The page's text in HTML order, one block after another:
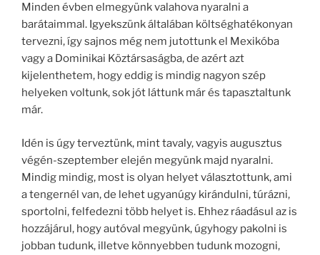
Minden évben elmegyünk valahova nyaralni a
barátaimmal. Igyekszünk általában költséghatékonyan
tervezni, így sajnos még nem jutottunk el Mexikóba
vagy a Dominikai Köztársaságba, de azért azt
kijelenthetem, hogy eddig is mindig nagyon szép
helyeken voltunk, sok jót láttunk már és tapasztaltunk
már.
Idén is úgy terveztünk, mint tavaly, vagyis augusztus
végén-szeptember elején megyünk majd nyaralni.
Mindig mindig, most is olyan helyet választottunk, ami
a tengernél van, de lehet ugyanúgy kirándulni, túrázni,
sportolni, felfedezni több helyet is. Ehhez ráadásul az is
hozzájárul, hogy autóval megyünk, úgyhogy pakolni is
jobban tudunk, illetve könnyebben tudunk mozogni,